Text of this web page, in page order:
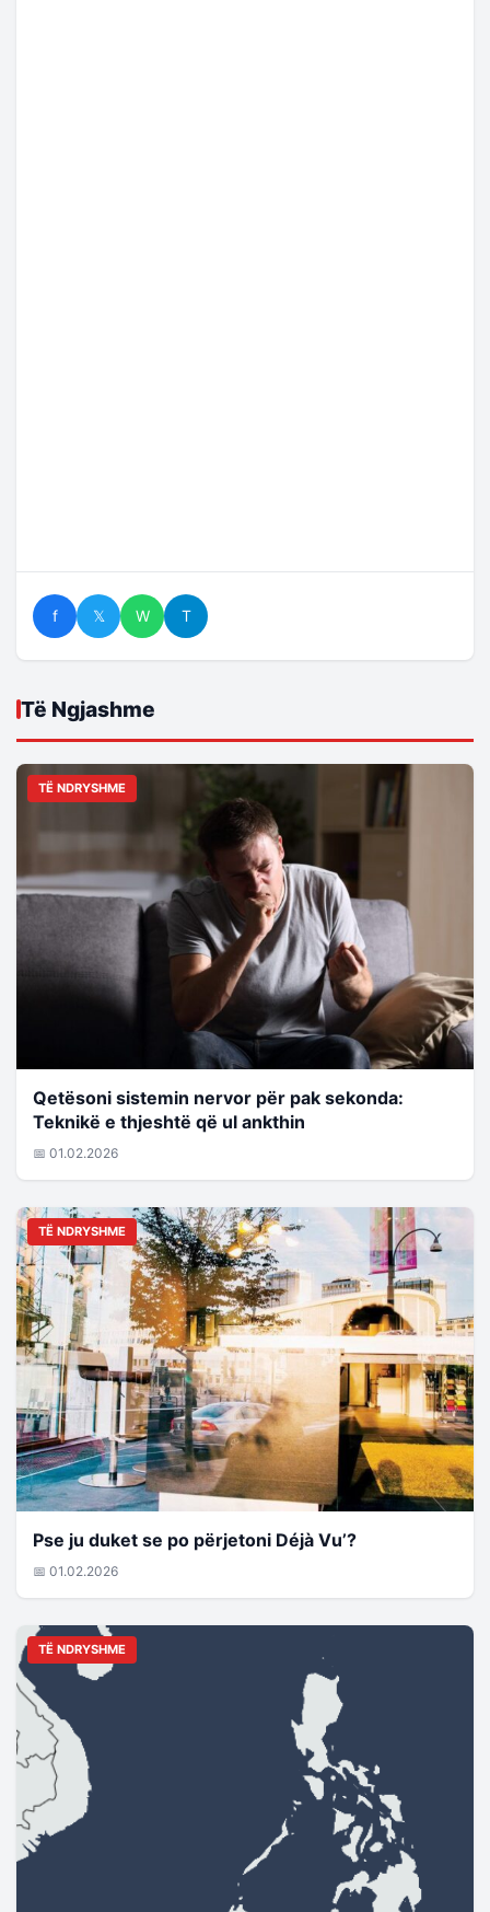
f 𝕏 W T
Të Ngjashme
TË NDRYSHME
Qetësoni sistemin nervor për pak sekonda:
Teknikë e thjeshtë që ul ankthin
📅 01.02.2026
TË NDRYSHME
Pse ju duket se po përjetoni Déjà Vu’?
📅 01.02.2026
TË NDRYSHME